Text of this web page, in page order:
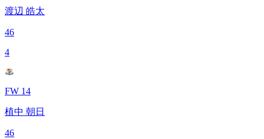
渡辺 皓太
46
4
FW 14
植中 朝日
46